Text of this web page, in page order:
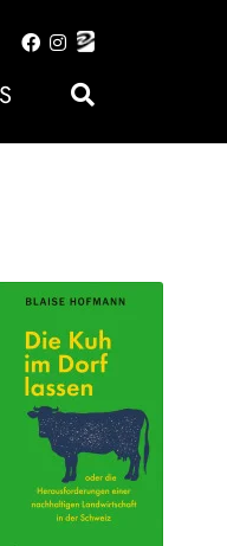
Zur
springen
Zum
springen